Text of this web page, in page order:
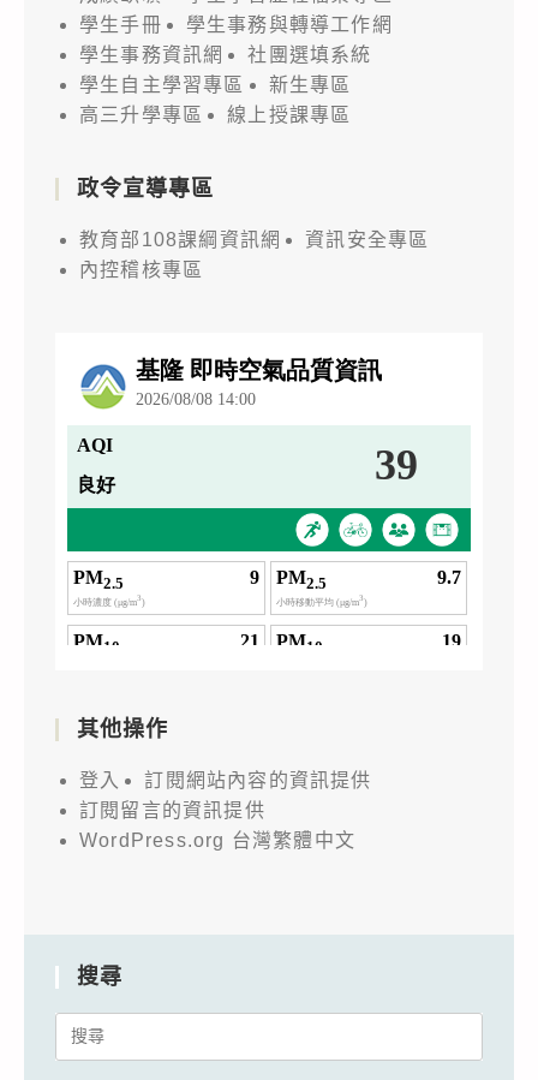
學生手冊
學生事務與轉導工作網
學生事務資訊網
社團選填系統
學生自主學習專區
新生專區
高三升學專區
線上授課專區
政令宣導專區
教育部108課綱資訊網
資訊安全專區
內控稽核專區
其他操作
登入
訂閱網站內容的資訊提供
訂閱留言的資訊提供
WordPress.org 台灣繁體中文
搜尋
Search